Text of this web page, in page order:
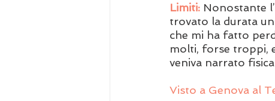
Limiti: Nonostante
trovato la durata
che mi ha fatto
molti, forse troppi,
veniva narrato
Visto a Genova al